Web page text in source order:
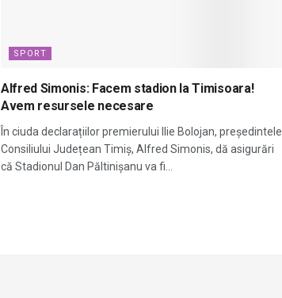
SPORT
Alfred Simonis: Facem stadion la Timisoara!
Avem resursele necesare
În ciuda declarațiilor premierului Ilie Bolojan, președintele
Consiliului Județean Timiș, Alfred Simonis, dă asigurări
că Stadionul Dan Păltinișanu va fi...